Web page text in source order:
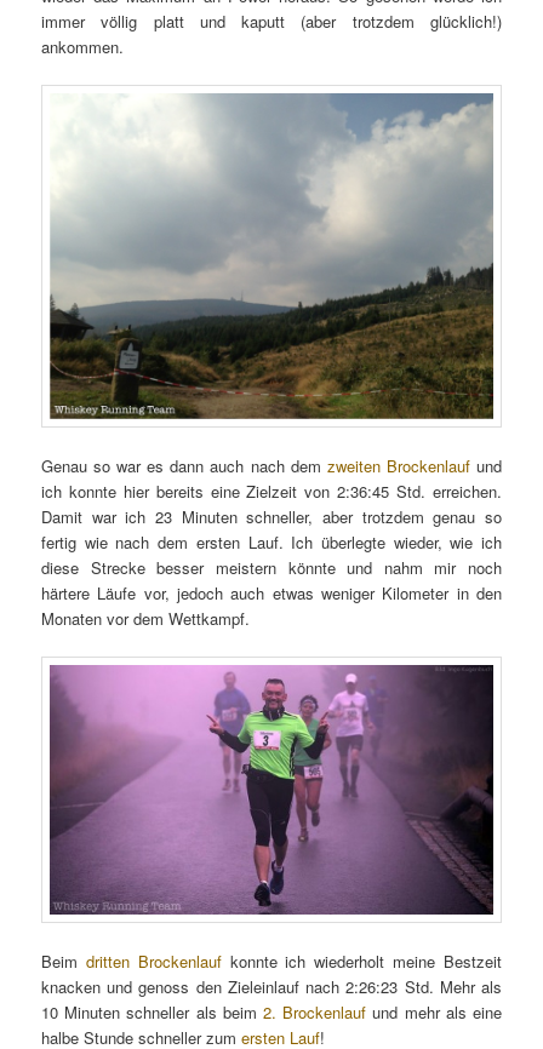
immer völlig platt und kaputt (aber trotzdem glücklich!)
ankommen.
Genau so war es dann auch nach dem zweiten Brockenlauf und
ich konnte hier bereits eine Zielzeit von 2:36:45 Std. erreichen.
Damit war ich 23 Minuten schneller, aber trotzdem genau so
fertig wie nach dem ersten Lauf. Ich überlegte wieder, wie ich
diese Strecke besser meistern könnte und nahm mir noch
härtere Läufe vor, jedoch auch etwas weniger Kilometer in den
Monaten vor dem Wettkampf.
Beim dritten Brockenlaufkonnte ich wiederholt meine Bestzeit
knacken und genoss den Zieleinlauf nach 2:26:23 Std. Mehr als
10 Minuten schneller als beim 2. Brockenlauf und mehr als eine
halbe Stunde schneller zumersten Lauf!